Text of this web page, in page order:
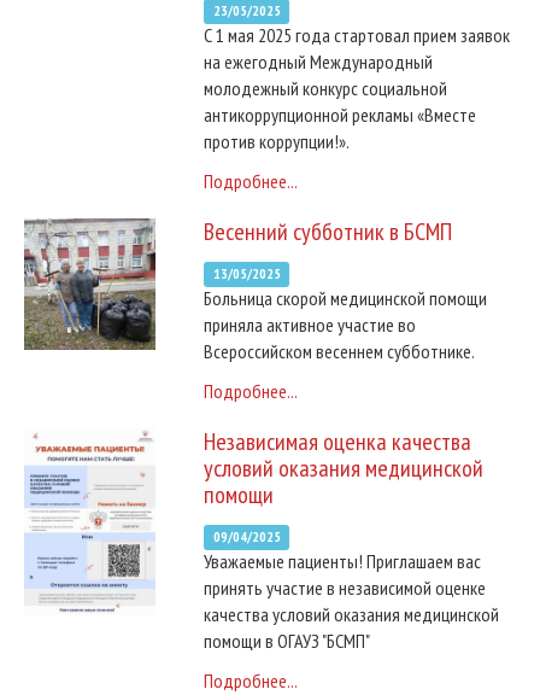
23/05/2025
С 1 мая 2025 года стартовал прием заявок
на ежегодный Международный
молодежный конкурс социальной
антикоррупционной рекламы «Вместе
против коррупции!».
Подробнее...
Весенний субботник в БСМП
13/05/2025
Больница скорой медицинской помощи
приняла активное участие во
Всероссийском весеннем субботнике.
Подробнее...
Независимая оценка качества
условий оказания медицинской
помощи
09/04/2025
Уважаемые пациенты! Приглашаем вас
принять участие в независимой оценке
качества условий оказания медицинской
помощи в ОГАУЗ "БСМП"
Подробнее...